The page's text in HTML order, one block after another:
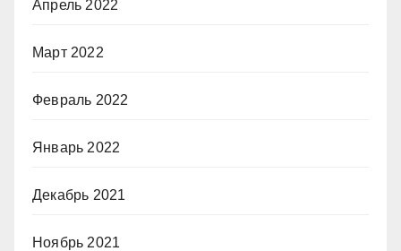
Апрель 2022
Март 2022
Февраль 2022
Январь 2022
Декабрь 2021
Ноябрь 2021